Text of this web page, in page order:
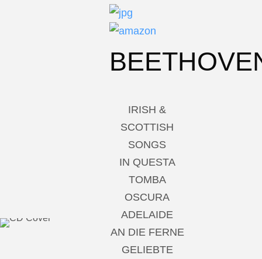
IRISH &
SCOTTISH
SONGS
IN QUESTA
TOMBA
OSCURA
ADELAIDE
AN DIE FERNE
GELIEBTE